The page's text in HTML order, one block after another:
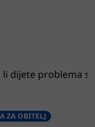
li dijete problema s
ZA OBITELJ